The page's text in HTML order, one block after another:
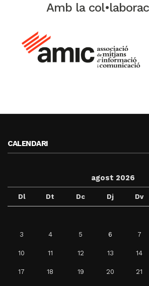
Amb la
CALENDARI
agost 2026
Dl Dt Dc Dj Dv
3 4 5 6 7
10 11 12 13 14
17 18 19 20 21